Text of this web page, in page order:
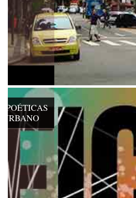
POÉTICAS
URBANO